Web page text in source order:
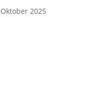
2025